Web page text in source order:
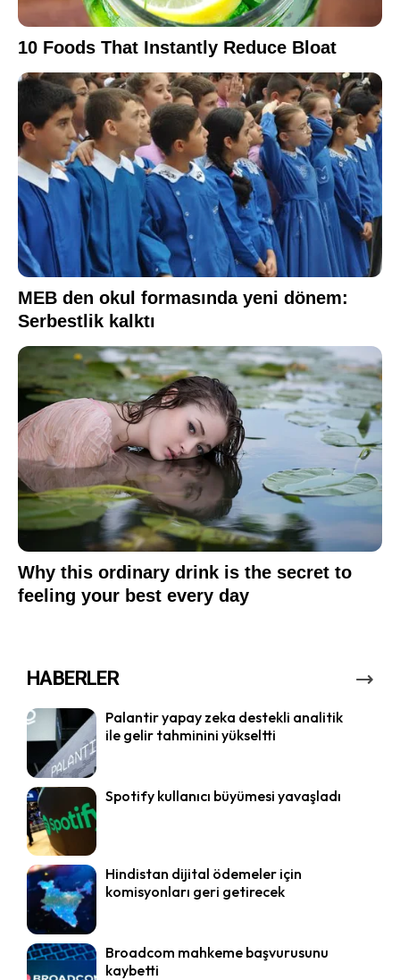
HABERLER
Palantir yapay zeka destekli analitik
ile gelir tahminini yükseltti
Spotify kullanıcı büyümesi yavaşladı
Hindistan dijital ödemeler için
komisyonları geri getirecek
Broadcom mahkeme başvurusunu
kaybetti